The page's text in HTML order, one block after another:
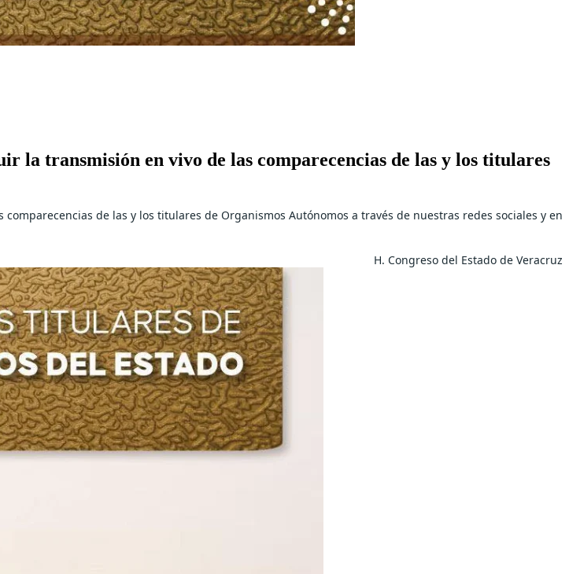
la transmisión en vivo de las comparecencias de las y los titulares
de las y los titulares de Organismos Autónomos a través de nuestras redes sociales y en
H. Congreso del Estado de Veracruz